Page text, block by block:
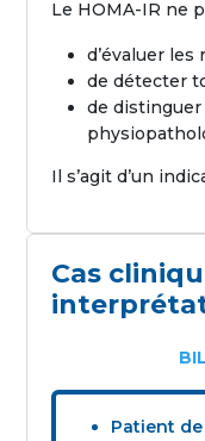
Le HOMA-IR ne
d’évaluer
de détecter
de
Il s’agit d’un
Cas
Patient de